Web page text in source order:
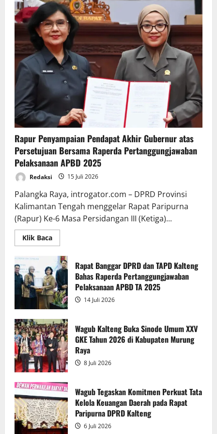
Rapur Penyampaian Pendapat Akhir Gubernur atas
Persetujuan Bersama Raperda Pertanggungjawaban
Pelaksanaan APBD 2025
Redaksi 15 Juli 2026
Palangka Raya, introgator.com – DPRD Provinsi
Kalimantan Tengah menggelar Rapat Paripurna
(Rapur) Ke-6 Masa Persidangan III (Ketiga)...
Klik BacaRead
more
Rapur
Penyampaian
Pendapat
Akhir
Gubernur
atas
Persetujuan
Bersama
Raperda
Pertanggungjawaban
Pelaksanaan
APBD
2025
Rapat Banggar DPRD dan TAPD Kalteng
Bahas Raperda Pertanggungjawaban
Pelaksanaan APBD TA 2025
14 Juli 2026
Wagub Kalteng Buka Sinode Umum XXV
GKE Tahun 2026 di Kabupaten Murung
Raya
8 Juli 2026
Wagub Tegaskan Komitmen Perkuat Tata
Kelola Keuangan Daerah pada Rapat
Paripurna DPRD Kalteng
6 Juli 2026